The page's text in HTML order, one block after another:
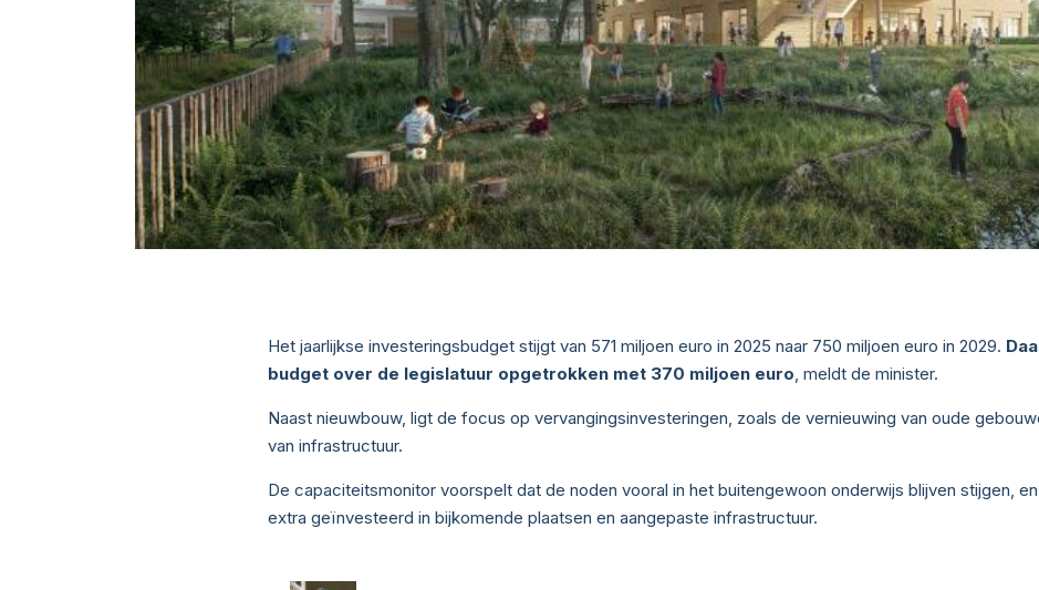
Het jaarlijkse investeringsbudget stijgt van 571 miljoen euro in 2025 naar 750 miljoen euro in 2029.
budget over de legislatuur opgetrokken met 370 miljoen euro, meldt de minister.
Naast nieuwbouw, ligt de focus op vervangingsinvesteringen, zoals de vernieuwing van oude
van infrastructuur.
De capaciteitsmonitor voorspelt dat de noden vooral in het buitengewoon onderwijs blijven stijgen,
extra geïnvesteerd in bijkomende plaatsen en aangepaste infrastructuur.